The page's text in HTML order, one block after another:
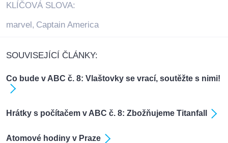
KLÍČOVÁ SLOVA:
marvel, Captain America
SOUVISEJÍCÍ ČLÁNKY:
Co bude v ABC č. 8: Vlaštovky se vrací, soutěžte s nimi!
Hrátky s počítačem v ABC č. 8: Zbožňujeme Titanfall
Atomové hodiny v Praze